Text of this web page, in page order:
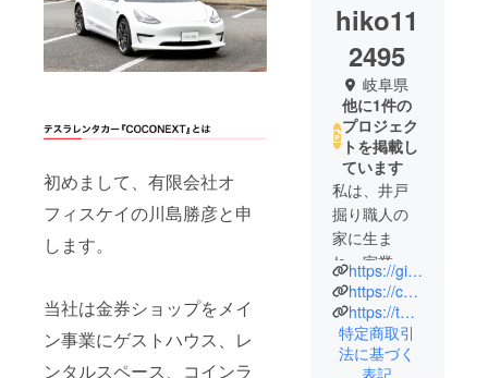
初めまして、有限会社オ
フィスケイの川島勝彦と申
します。
当社は金券ショップをメイ
ン事業にゲストハウス、レ
ンタルスペース、コインラ
hiko11
2495
岐阜県
他に1件の
プロジェク
トを掲載し
ています
私は、井戸
掘り職人の
家に生ま
れ、家業を
継ぎなが
ら、金券
ショップや
ゲストハウ
https://gifuhashimacocone.com/
https://coconext.net/
https://tpzgr.com/
特定商取引
法に基づく
表記